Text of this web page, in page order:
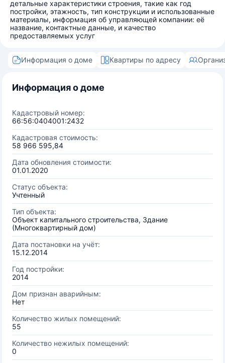
детальные характеристики строения, такие как год
постройки, этажность, тип конструкции и использованные
материалы, информация об управляющей компании: её
название, контактные данные, и качество
предоставляемых услуг
Информация о доме Квартиры по адресу
Информация о доме
Кадастровый номер:
66:56:0404001:2432
Кадастровая стоимость:
58 966 595,84
Дата обновления стоимости:
01.01.2020
Статус объекта:
Учтенный
Тип объекта:
Объект капитального строительства, Здание
(Многоквартирный дом)
Дата постановки на учёт:
15.12.2014
Год постройки:
2014
Дом признан аварийным:
Нет
Количество жилых помещений:
55
Количество нежилых помещений:
0